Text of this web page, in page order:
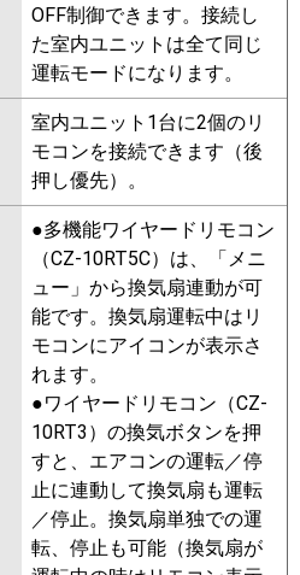
OFF制御できます。接続し
た室内ユニットは全て同じ
運転モードになります。
室内ユニット1台に2個のリ
モコンを接続できます（後
押し優先）。
●多機能ワイヤードリモコン
（CZ-10RT5C）は、「メニ
ュー」から換気扇連動が可
能です。換気扇運転中はリ
モコンにアイコンが表示さ
れます。
●ワイヤードリモコン（CZ-
10RT3）の換気ボタンを押
すと、エアコンの運転／停
止に連動して換気扇も運転
／停止。換気扇単独での運
転、停止も可能（換気扇が